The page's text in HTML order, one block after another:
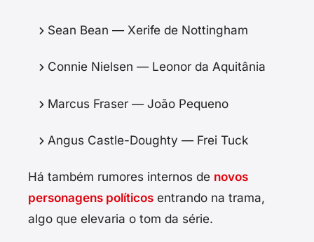
Sean Bean — Xerife de Nottingham
Connie Nielsen — Leonor da Aquitânia
Marcus Fraser — João Pequeno
Angus Castle-Doughty — Frei Tuck
Há também rumores internos de novos
personagens políticos entrando na trama,
algo que elevaria o tom da série.